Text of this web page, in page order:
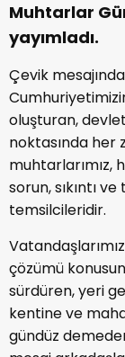
Muhtarlar
yayımladı.
Çevik mesajında
oluşturan,
noktasında her
muhtarlarımız,
sorun, sıkıntı
temsilcileridir.
çözümü
sürdüren, yeri
kentine ve
gündüz